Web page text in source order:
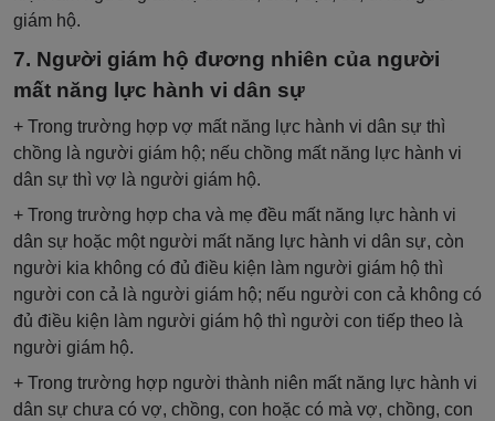
giám hộ.
7. Người giám hộ đương nhiên của người
mất năng lực hành vi dân sự
+ Trong trường hợp vợ mất năng lực hành vi dân sự thì
chồng là người giám hộ; nếu chồng mất năng lực hành vi
dân sự thì vợ là người giám hộ.
+ Trong trường hợp cha và mẹ đều mất năng lực hành vi
dân sự hoặc một người mất năng lực hành vi dân sự, còn
người kia không có đủ điều kiện làm người giám hộ thì
người con cả là người giám hộ; nếu người con cả không có
đủ điều kiện làm người giám hộ thì người con tiếp theo là
người giám hộ.
+ Trong trường hợp người thành niên mất năng lực hành vi
dân sự chưa có vợ, chồng, con hoặc có mà vợ, chồng, con